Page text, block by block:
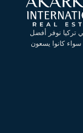
تركيا نوفر أفضل
سواء كانوا يسعون